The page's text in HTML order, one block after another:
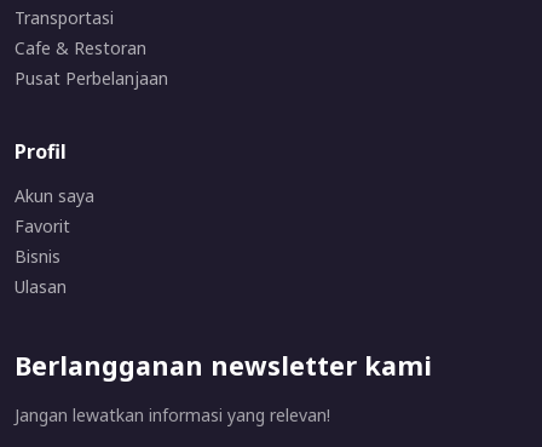
Transportasi
Cafe & Restoran
Pusat Perbelanjaan
Profil
Akun saya
Favorit
Bisnis
Ulasan
Berlangganan newsletter kami
Jangan lewatkan informasi yang relevan!